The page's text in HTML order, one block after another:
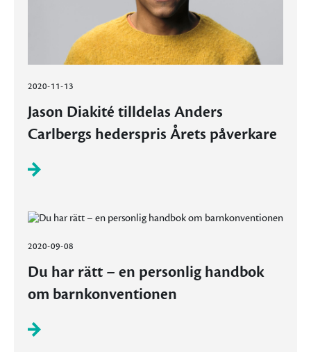
2020-11-13
Jason Diakité tilldelas Anders
Carlbergs hederspris Årets påverkare
2020-09-08
Du har rätt – en personlig handbok
om barnkonventionen